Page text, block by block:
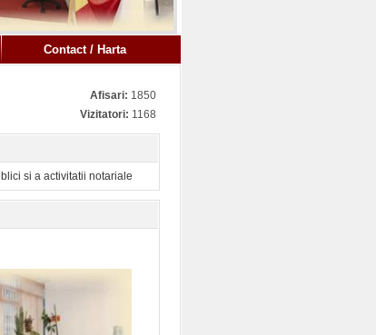
Contact / Harta
Afisari: 1850
Vizitatori: 1168
si a activitatii notariale